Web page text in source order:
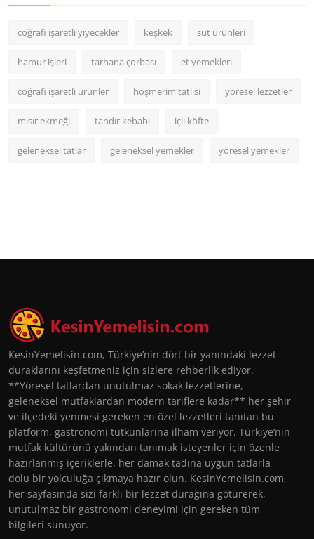
coğrafi işaretli yiyecekler keşkek süt ürünleri
hamur işleri tarhana çorbası et yemekleri
coğrafi işaretli ürünler höşmerim tatlısı yöresel lezzetler
mısır ekmeği tandır kebabı içli köfte
geleneksel tatlar geleneksel yemekler yöresel yemekler
KesinYemelisin.com, Türkiye’nin dört bir yanındaki lezzet
duraklarını keşfetmeniz için sizlere rehberlik ediyor.
**Yöresel tatlardan unutulmaz sokak lezzetlerine,
geleneksel mutfaklardan modern tariflere kadar** her şehir
ve ilçedeki yenmesi gereken en özel lezzetleri tanıtan bu
platform, gastronomi tutkunlarına ilham veriyor. Türkiye’nin
mutfak kültürünü yakından tanımak isteyenler için özenle
hazırlanmış içeriklerle, her damak tadına uygun tatlarla
dolu bir yolculuğa çıkmaya hazır olun. KesinYemelisin.com,
her sayfasında sizi farklı bir lezzet durağına götürerek,
unutulmaz bir gastronomi deneyimi için gereken tüm
bilgileri sunuyor.